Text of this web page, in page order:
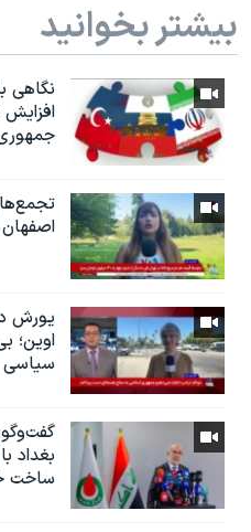
بیشتر بخوانید
نگاهی
یورش
اوین؛
سیاسی
بغداد
ساخت